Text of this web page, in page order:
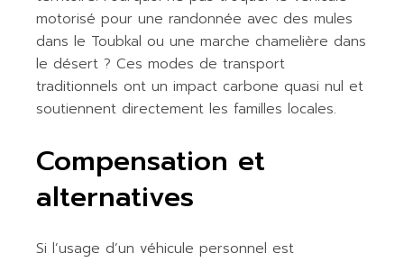
motorisé pour une randonnée avec des mules
dans le Toubkal ou une marche chamelière dans
le désert ? Ces modes de transport
traditionnels ont un impact carbone quasi nul et
soutiennent directement les familles locales.
Compensation et
alternatives
Si l’usage d’un véhicule personnel est